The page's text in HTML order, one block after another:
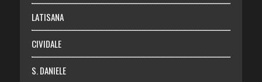
Login
LATISANA
CIVIDALE
S. DANIELE